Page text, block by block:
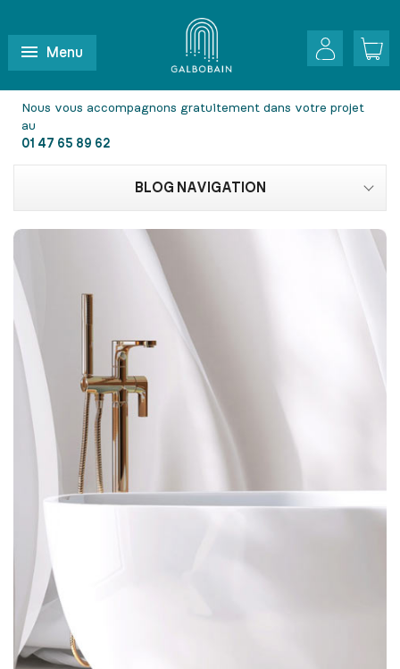
Menu
Nous vous accompagnons gratuitement dans votre projet
au
01 47 65 89 62
BLOG NAVIGATION